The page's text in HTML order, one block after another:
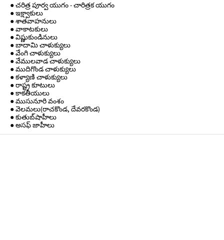
● చరిత్ర పూర్వ యుగం - చారిత్రక యుగం
● ఇక్ష్వాకులు
● శాతవాహనులు
● వాకాటకులు
● విష్ణుకుండినులు
● బాదామి చాళుక్యులు
● వేంగి చాళుక్యులు
● వేములవాడ చాళుక్యులు
● ముదిగొండ చాళుక్యులు
● కళ్యాణి చాళుక్యులు
● రాష్ట్ర కూటులు
● కాకతీయులు
● ముసునూరి వంశం
● వెలమలు(రాచకొండ, దేవరకొండ)
● కుతుబ్‌షాహీలు
● అసఫ్ జాహీలు